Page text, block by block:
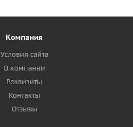
Компания
Условия сайта
О компании
Реквизиты
Контакты
Отзывы